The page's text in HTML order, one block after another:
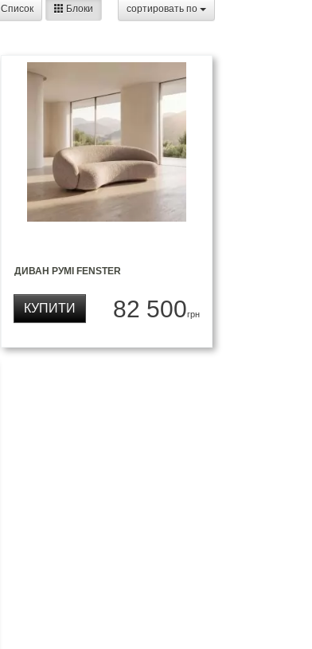
cортировать по
Список Блоки
ДИВАН РУМІ FENSTER
82 500грн
КУПИТИ